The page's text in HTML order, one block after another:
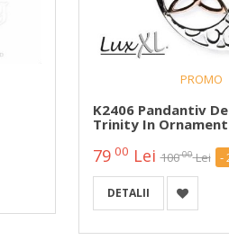
PROMO
K2406 Pandantiv
Trinity In Ornament
7900 Lei 10000 Lei -
DETALII